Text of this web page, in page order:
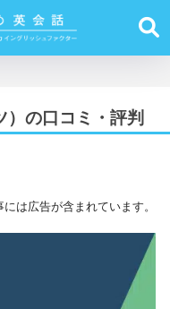
の口コミ・評判
は広告が含まれています。